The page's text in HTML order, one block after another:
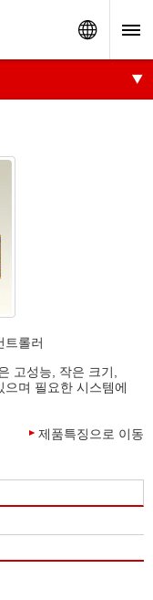
트롤러
고성능, 작은 크기,
며 필요한 시스템에
제품특징으로 이동